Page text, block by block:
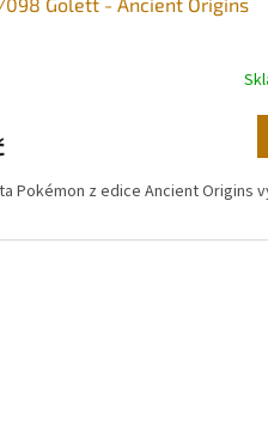
Pokémon z edice Ancient Origins